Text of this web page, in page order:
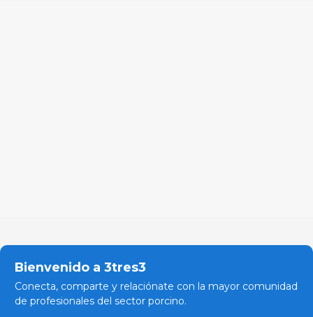
Bienvenido a 3tres3
Conecta, comparte y relaciónate con la mayor comunidad
de profesionales del sector porcino.